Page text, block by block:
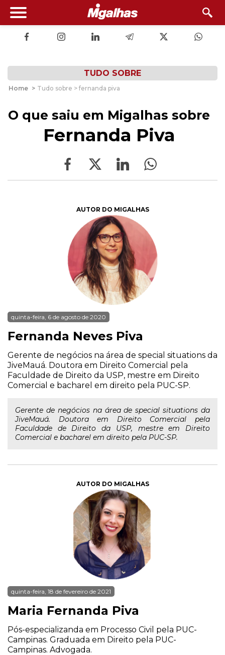
TUDO SOBRE
Home > Tudo sobre > fernanda piva
O que saiu em Migalhas sobre
Fernanda Piva
AUTOR DO MIGALHAS
quinta-feira, 6 de agosto de 2020
Fernanda Neves Piva
Gerente de negócios na área de special situations da
JiveMauá. Doutora em Direito Comercial pela
Faculdade de Direito da USP, mestre em Direito
Comercial e bacharel em direito pela PUC-SP.
Gerente de negócios na área de special situations da
JiveMauá. Doutora em Direito Comercial pela
Faculdade de Direito da USP, mestre em Direito
Comercial e bacharel em direito pela PUC-SP.
AUTOR DO MIGALHAS
quinta-feira, 18 de fevereiro de 2021
Maria Fernanda Piva
Pós-especializanda em Processo Civil pela PUC-
Campinas. Graduada em Direito pela PUC-
Campinas. Advogada.